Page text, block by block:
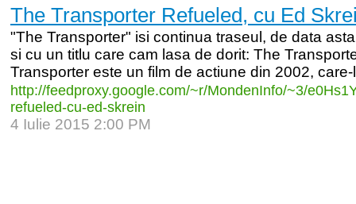
The Transporter Refueled, cu Ed
"The Transporter" isi continua traseul, de data
si cu un titlu care cam lasa de dorit: The
Transporter este un film de actiune din 2002,
http://feedproxy.google.com/~r/MondenInfo/~3/
refueled-cu-ed-skrein
4 Iulie 2015 2:00 PM